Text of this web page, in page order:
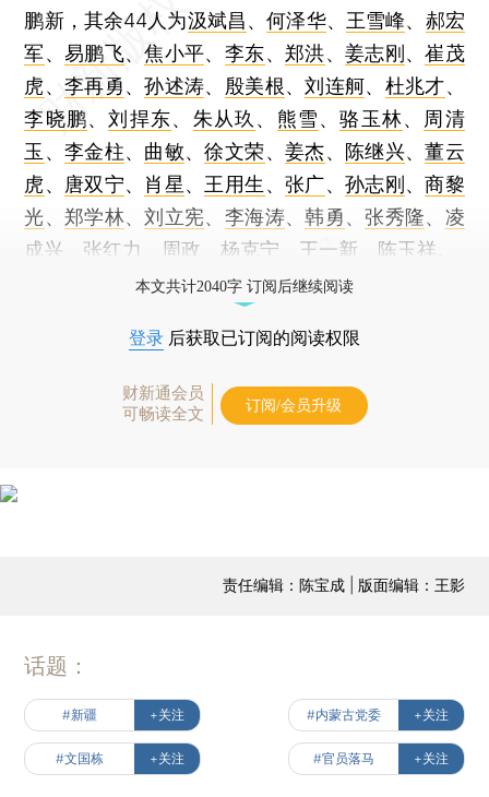
鹏新，其余44人为汲斌昌、何泽华、 王雪峰、 郝宏
军、易鹏飞、焦小平、 李东、 郑洪、 姜志刚 、崔茂
虎、李再勇、孙述涛、 殷美根、刘连舸、 杜兆才、
李晓鹏、刘捍东、 朱从玖 、 熊雪、骆玉林、 周清
玉 、李金柱、 曲敏、徐文荣、 姜杰、 陈继兴、董云
虎、 唐双宁、 肖星、 王用生 、 张广、 孙志刚 、商黎
光、郑学林、刘立宪、 李海涛、韩勇、张秀隆、 凌
成兴
张红力 、周政、杨克宁 王一新 陈玉祥
本文共计2040字 订阅后继续阅读
登录 后获取已订阅的阅读权限
财新通会员
可畅读全文
订阅/会员升级
责任编辑：陈宝成 | 版面编辑：王影
话题：
#新疆 +关注 #内蒙古党委 +关注
#文国栋 +关注 #官员落马 +关注